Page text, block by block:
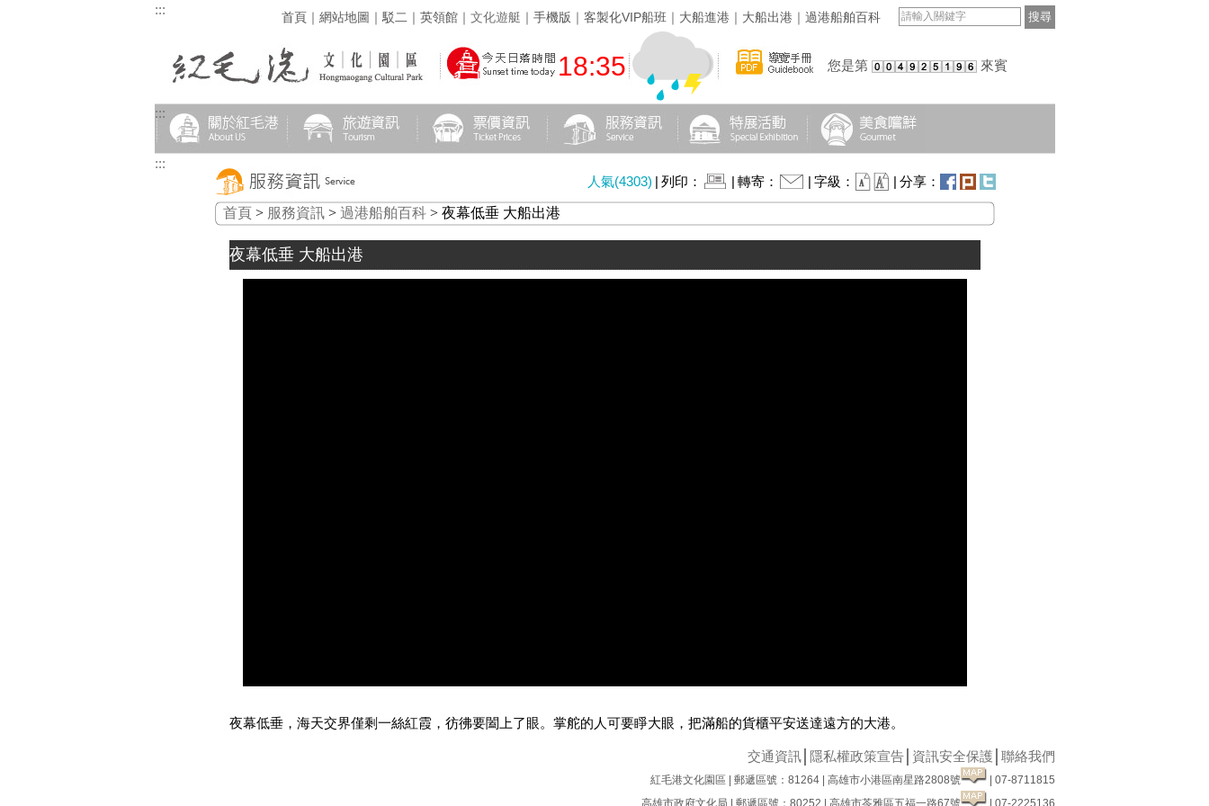
::: 首頁｜ 網站地圖 ｜ 駁二 ｜ 英領館｜ 文化遊艇 ｜ 手機版 ｜ 客製化VIP船班 ｜ 大船進港 ｜ 大船出港 ｜ 過港船舶百科 搜尋
18:35 您是第 來賓
:::
:::
人氣(4303) | 列印： | 轉寄： | 字級： | 分享：
首頁> 服務資訊> 過港船舶百科> 夜幕低垂 大船出港
夜幕低垂 大船出港
夜幕低垂，海天交界僅剩一絲紅霞，彷彿要闔上了眼。掌舵的人可要睜大眼，把滿船的貨櫃平安送達遠方的大港。
交通資訊│ 隱私權政策宣告│ 資訊安全保護 聯絡我們
紅毛港文化園區 | 郵遞區號：81264 | 高雄市小港區南星路2808號
| 07-8711815
高雄市政府文化局 | 郵遞區號：80252 | 高雄市苓雅區五福一路67號
| 07-2225136